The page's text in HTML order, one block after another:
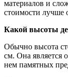
материалов и
стоимости лучше
Какой высоты
Обычно высота
см. Она является
нем памятных